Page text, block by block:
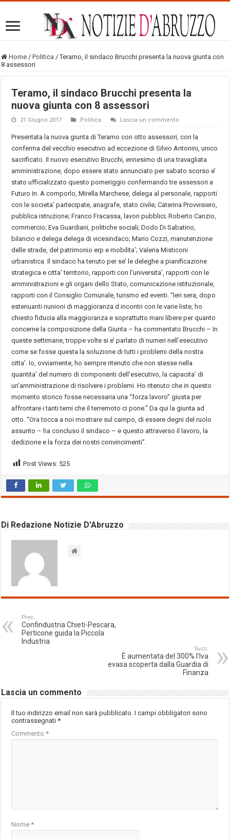
Home / Politica / Teramo, il sindaco Brucchi presenta la nuova giunta con
8 assessori
Teramo, il sindaco Brucchi presenta la
nuova giunta con 8 assessori
21 Giugno 2017 Politica Lascia un commento
Presentata la nuova giunta di Teramo con otto assessori, con la
conferma del vecchio esecutivo ad eccezione di Silvio Antonini, unico
sacrificato. Il nuovo esecutivo Brucchi, ennesimo di una travagliata
amministrazione, dopo essere stato annunciato per sabato scorso e’
stato ufficializzato questo pomeriggio confermando tre assessori a
Futuro In. A comporlo, Mirella Marchese, delega al personale, rapporti
con le societa’ partecipate, anagrafe, stato civile; Caterina Provvisiero,
pubblica istruzione; Franco Fracassa, lavori pubblici; Roberto Canzio,
commercio; Eva Guardiani, politiche sociali; Dodo Di Sabatino,
bilancio e delega delega di vicesindaco; Mario Cozzi, manutenzione
delle strade, del patrimonio erp e mobilita’; Valeria Misticoni
urbanistica. Il sindaco ha tenuto per se’ le deleghe a pianificazione
strategica e citta’ territorio, rapporti con l’universita’, rapporti con le
amministrazioni e gli organi dello Stato, comunicazione istituzionale,
rapporti con il Consiglio Comunale, turismo ed eventi. “Ieri sera, dopo
estenuanti riunioni di maggioranza d incontri con le varie liste, ho
chiesto fiducia alla maggioranza e soprattutto mani libere per quanto
concerne la composizione della Giunta – ha commentato Brucchi – In
queste settimane, troppe volte si e’ parlato di numeri nell’esecutivo
come se fosse questa la soluzione di tutti i problemi della nostra
citta’. Io, ovviamente, ho sempre ritenuto che non stesse nella
quantita’ del numero di componenti dell’esecutivo, la capacita’ di
un’amministrazione di risolvere i problemi. Ho ritenuto che in questo
momento storico fosse necessaria una “forza lavoro” giusta per
affrontare i tanti temi che il terremoto ci pone.” Da qui la giunta ad
otto. “Ora tocca a noi mostrare sul campo, di essere degni del ruolo
assunto – ha concluso il sindaco – e questo attraverso il lavoro, la
dedizione e la forza dei nostri convincimenti”.
Post Views: 525
Di Redazione Notizie D'Abruzzo
Prec.
Confindustria Chieti-Pescara,
Perticone guida la Piccola
Industria
Succ.
È aumentata del 300% l’Iva
evasa scoperta dalla Guardia di
Finanza
Lascia un commento
Il tuo indirizzo email non sarà pubblicato. I campi obbligatori sono
contrassegnati*
Commento*
Nome*